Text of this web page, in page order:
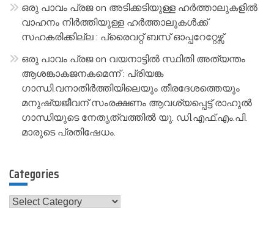
ഒരു പാവം പ്രജon അടിക്കടിയുള്ള ഹർത്താലുകളിൽ
വാഹനം നിർത്തിയുള്ള ഹർത്താലുകൾക്ക്
സഹകരിക്കില്ല : പ്രൈവറ്റ് ബസ് ഓപ്പറേറ്റേഴ്സ്
ഒരു പാവം പ്രജon വയനാട്ടിൽ സ്ഥിതി അത്യന്തം
ആശങ്കാകജനകമെന്ന് : പ്രിയങ്ക
ഗാന്ധി.വനാതിർത്തിയിലെയും തീരദേശത്തെയും
മനുഷ്യജീവന് സംരക്ഷണം ആവശ്യപ്പെട്ട് രാഹുൽ
ഗാന്ധിയുടെ നേതൃത്വത്തിൽ യു. ഡി.എഫ്.എം.പി.
മാരുടെ പ്രതിഷേധം.
Categories
Categories